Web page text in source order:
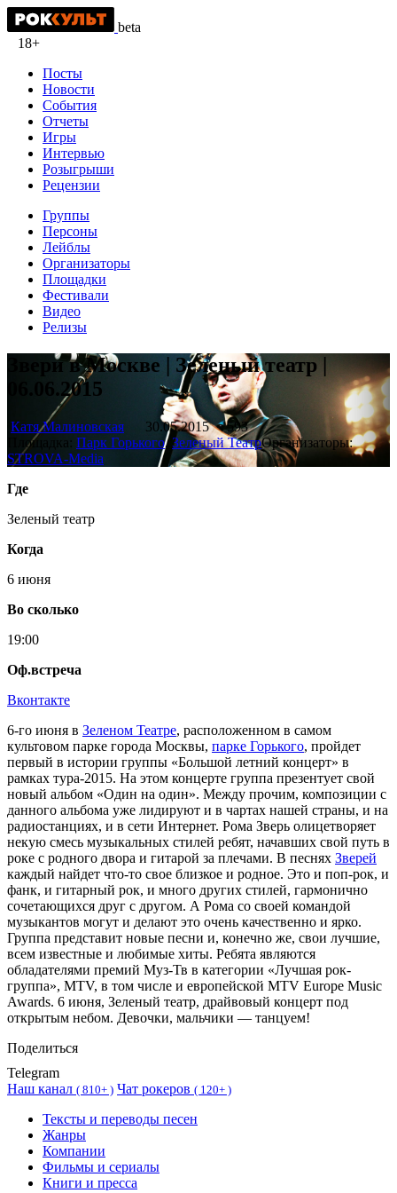
beta
18+
Посты
Новости
События
Отчеты
Игры
Интервью
Розыгрыши
Рецензии
Группы
Персоны
Лейблы
Организаторы
Площадки
Фестивали
Видео
Релизы
Звери в Москве | Зеленый театр |
06.06.2015
Катя Малиновская 30.05.2015
593
Площадка: Парк Горького,Зеленый ТеатрОрганизаторы:
STROVA-Media
Где
Зеленый театр
Когда
6 июня
Во сколько
19:00
Оф.встреча
Вконтакте
6-го июня в Зеленом Театре, расположенном в самом
культовом парке города Москвы, парке Горького, пройдет
первый в истории группы «Большой летний концерт» в
рамках тура-2015. На этом концерте группа презентует свой
новый альбом «Один на один». Между прочим, композиции с
данного альбома уже лидируют и в чартах нашей страны, и на
радиостанциях, и в сети Интернет. Рома Зверь олицетворяет
некую смесь музыкальных стилей ребят, начавших свой путь в
роке с родного двора и гитарой за плечами. В песнях Зверей
каждый найдет что-то свое близкое и родное. Это и поп-рок, и
фанк, и гитарный рок, и много других стилей, гармонично
сочетающихся друг с другом. А Рома со своей командой
музыкантов могут и делают это очень качественно и ярко.
Группа представит новые песни и, конечно же, свои лучшие,
всем известные и любимые хиты. Ребята являются
обладателями премий Муз-Тв в категории «Лучшая рок-
группа», MTV, в том числе и европейской MTV Europe Music
Awards. 6 июня, Зеленый театр, драйвовый концерт под
открытым небом. Девочки, мальчики — танцуем!
Поделиться
Telegram
Наш канал ( 810+ ) Чат рокеров ( 120+ )
Тексты и переводы песен
Жанры
Компании
Фильмы и сериалы
Книги и пресса